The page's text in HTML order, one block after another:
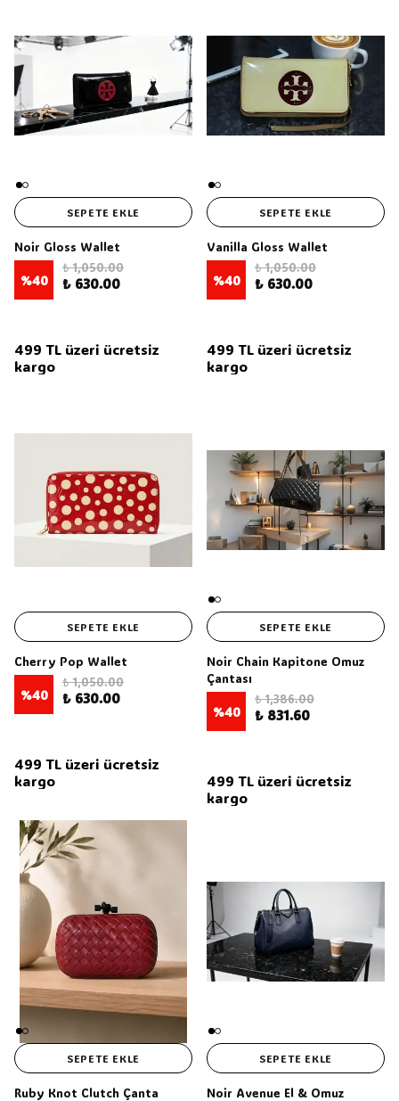
SEPETE EKLE
Noir Gloss Wallet
%40
₺ 1,050.00
₺ 630.00
499 TL üzeri ücretsiz
kargo
SEPETE EKLE
Vanilla Gloss Wallet
%40
₺ 1,050.00
₺ 630.00
499 TL üzeri ücretsiz
kargo
SEPETE EKLE
Cherry Pop Wallet
%40
₺ 1,050.00
₺ 630.00
499 TL üzeri ücretsiz
kargo
SEPETE EKLE
Noir Chain Kapitone Omuz
Çantası
%40
₺ 1,386.00
₺ 831.60
499 TL üzeri ücretsiz
kargo
SEPETE EKLE
Ruby Knot Clutch Çanta
SEPETE EKLE
Noir Avenue El & Omuz